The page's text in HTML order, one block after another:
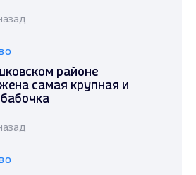
районе
самая крупная и